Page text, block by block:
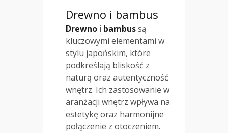
Drewno i bambus
Drewno i bambussą
kluczowymi elementami w
stylu japońskim, które
podkreślają bliskość z
naturą oraz autentyczność
wnętrz. Ich zastosowanie w
aranżacji wnętrz wpływa na
estetykę oraz harmonijne
połączenie z otoczeniem.